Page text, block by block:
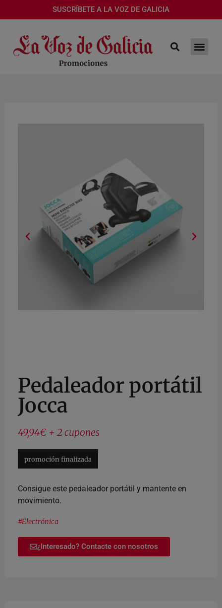
SUSCRÍBETE A LA VOZ DE GALICIA
Pedaleador portátil
Jocca
49,94€ + 2 cupones
promoción finalizada
Consigue este pedaleador portátil y mantente en
movimiento.
#Electrónica
¿Interesado? Contacte con nosotros